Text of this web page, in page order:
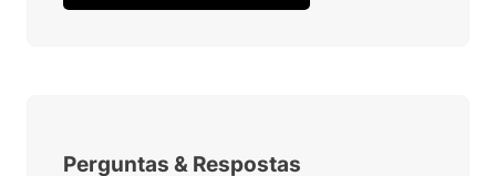
Perguntas & Respostas